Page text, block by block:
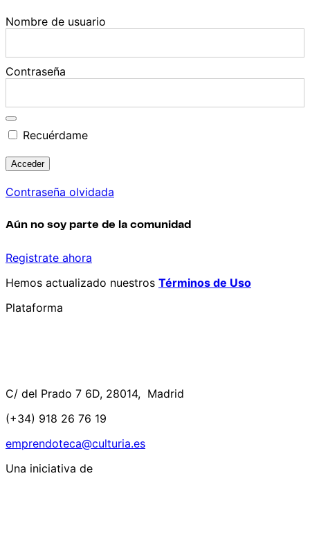
Nombre de usuario
Contraseña
Recuérdame
Contraseña olvidada
Aún no soy parte de la comunidad
Registrate ahora
Hemos actualizado nuestros Términos de Uso
Plataforma
C/ del Prado 7 6D, 28014, Madrid
(+34) 918 26 76 19
emprendoteca@culturia.es
Una iniciativa de